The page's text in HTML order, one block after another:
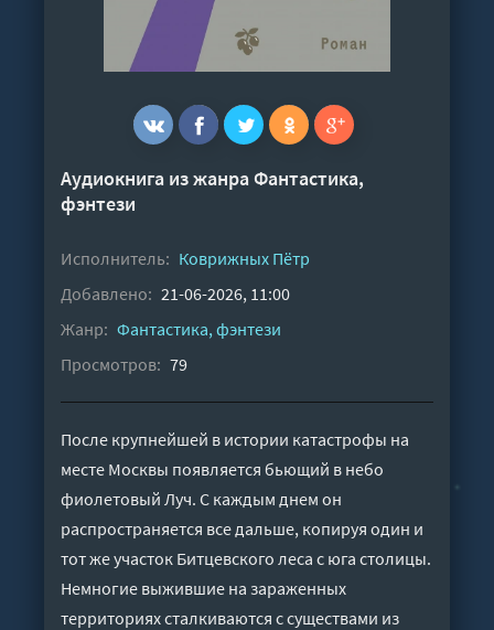
Аудиокнига из жанраФантастика,
фэнтези
Исполнитель: Коврижных Пётр
Добавлено: 21-06-2026, 11:00
Жанр: Фантастика, фэнтези
Просмотров: 79
После крупнейшей в истории катастрофы на
месте Москвы появляется бьющий в небо
фиолетовый Луч. С каждым днем он
распространяется все дальше, копируя один и
тот же участок Битцевского леса с юга столицы.
Немногие выжившие на зараженных
территориях сталкиваются с существами из